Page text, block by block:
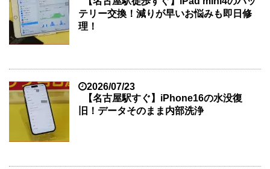
テリー交換！減りが早いお悩みも即日修
理！
2026/07/23
【名古屋駅すぐ】iPhone16の水没復
旧！データそのまま内部洗浄